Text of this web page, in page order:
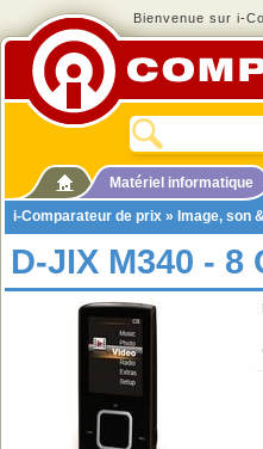
Bienvenue sur i-
Matériel informatique
i-Comparateur de prix » Image, son
D-JIX M340 - 8